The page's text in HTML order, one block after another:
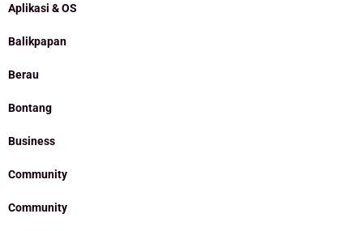
Aplikasi & OS
Balikpapan
Berau
Bontang
Business
Community
Community